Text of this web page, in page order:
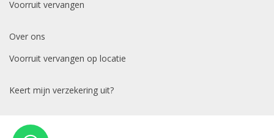
Voorruit vervangen
Over ons
Voorruit vervangen op locatie
Keert mijn verzekering uit?